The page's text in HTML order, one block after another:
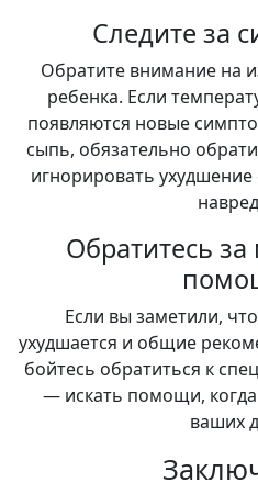
Следите за
Обратите внимание на
ребенка. Если
появляются новые
сыпь, обязательно
игнорировать
Обратитесь
Если вы заметили,
ухудшается и общие
бойтесь обратиться к
— искать помощи,
ваших